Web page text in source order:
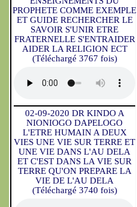
PROPHETE COMME EXEMPLE
ET GUIDE RECHERCHER LE
SAVOIR S'UNIR ETRE
FRATERNELLE S'ENTRAIDER
AIDER LA RELIGION ECT
(Téléchargé 3767 fois)
02-09-2020 DR KINDO A
NIONIOGO DAPELOGO
L'ETRE HUMAIN A DEUX
VIES UNE VIE SUR TERRE ET
UNE VIE DANS L'AU DELA
ET C'EST DANS LA VIE SUR
TERRE QU'ON PREPARE LA
VIE DE L'AU DELA
(Téléchargé 3740 fois)